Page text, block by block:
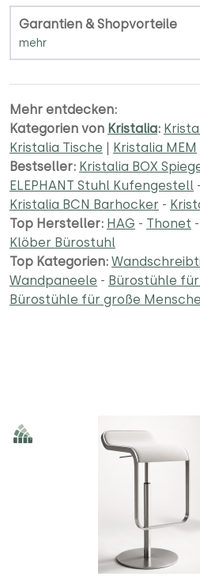
Garantien & Shopvorteile
Mehr entdecken:
Kategorien von Kristalia:
Kristalia Tische | Kristalia MEM
Bestseller: Kristalia BOX
ELEPHANT Stuhl Kufengestell -
Kristalia BCN Barhocker -
Top Hersteller: HAG - Thonet -
Klöber Bürostuhl
Top Kategorien:
Wandpaneele - Bürostühle
Bürostühle für große